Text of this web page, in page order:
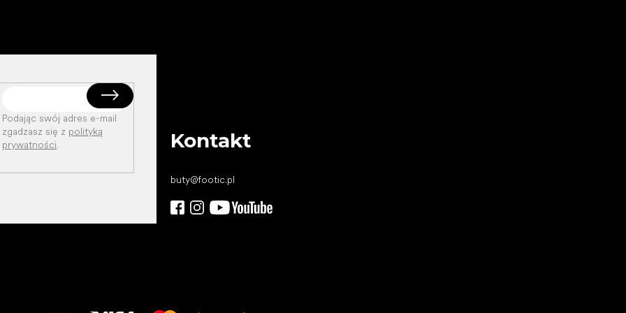
Podając swój adres e-mail
zgadzasz się z polityką
prywatności. Kontakt
buty@footic.pl